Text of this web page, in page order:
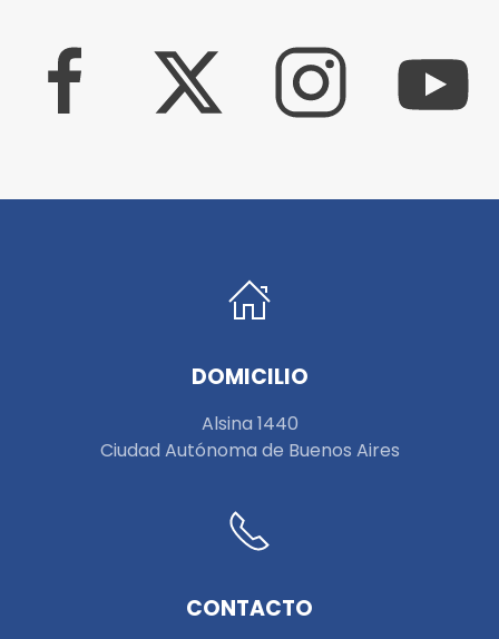
DOMICILIO
Alsina 1440
Ciudad Autónoma de Buenos Aires
CONTACTO